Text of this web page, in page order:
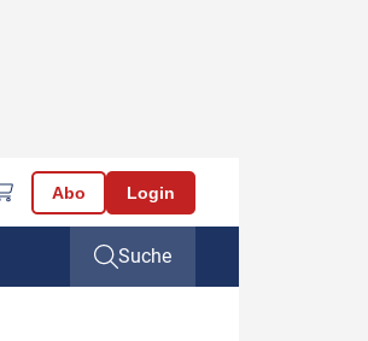
Abo Login
Suche